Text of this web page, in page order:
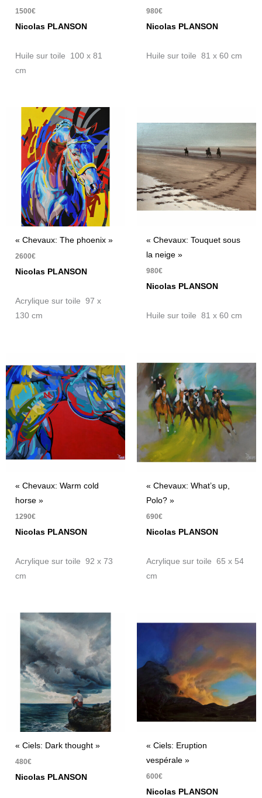
1500€
Nicolas PLANSON
Huile sur toile 100 x 81
cm
980€
Nicolas PLANSON
Huile sur toile 81 x 60 cm
« Chevaux: The phoenix »
2600€
Nicolas PLANSON
Acrylique sur toile 97 x
130 cm
« Chevaux: Touquet sous
la neige »
980€
Nicolas PLANSON
Huile sur toile 81 x 60 cm
« Chevaux: Warm cold
horse »
1290€
Nicolas PLANSON
Acrylique sur toile 92 x 73
cm
« Chevaux: What’s up,
Polo? »
690€
Nicolas PLANSON
Acrylique sur toile 65 x 54
cm
« Ciels: Dark thought »
480€
Nicolas PLANSON
« Ciels: Eruption
vespérale »
600€
Nicolas PLANSON